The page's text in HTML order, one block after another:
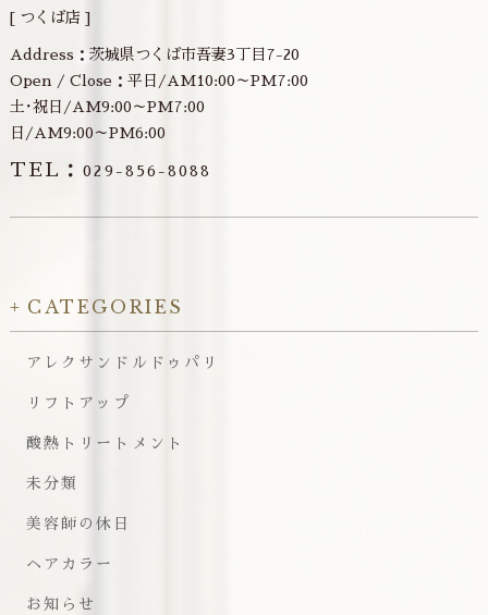
[ つくば店 ]
Address：茨城県つくば市吾妻3丁目7-20
Open / Close：平日/AM10:00～PM7:00
土･祝日/AM9:00～PM7:00
日/AM9:00～PM6:00
TEL：029-856-8088
CATEGORIES
アレクサンドルドゥパリ
リフトアップ
酸熱トリートメント
未分類
美容師の休日
ヘアカラー
お知らせ